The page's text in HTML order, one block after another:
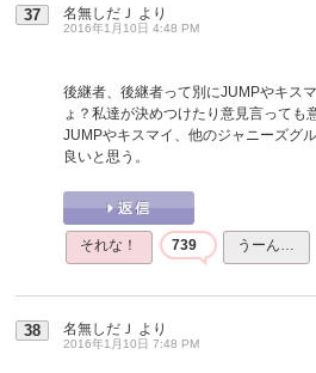
37 名無しだＪ より
2016年1月10日 4:48 PM
後継者、後継者って別にJUMPやキス
ょ？私達が決めつけたり意見言っても
JUMPやキスマイ、他のジャニーズグ
良いと思う。
それな！ 739 うーん…
38 名無しだＪ より
2016年1月10日 7:48 PM